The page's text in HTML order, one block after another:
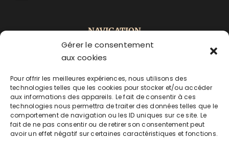
Gérer le consentement
aux cookies
Pour offrir les meilleures expériences, nous utilisons des
technologies telles que les cookies pour stocker et/ou accéder
aux informations des appareils. Le fait de consentir à ces
technologies nous permettra de traiter des données telles que le
comportement de navigation ou les ID uniques sur ce site. Le
fait de ne pas consentir ou de retirer son consentement peut
avoir un effet négatif sur certaines caractéristiques et fonctions.
NAVIGATION
ACCUEIL
PRESTATIONS
ACTUALITÉS
CONTACT